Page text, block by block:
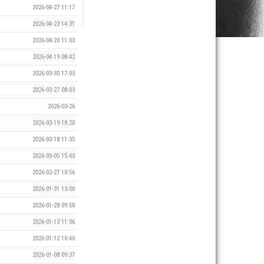
2026-04-27 11:17
2026-04-23 14:31
2026-04-20 11:03
2026-04-19 08:42
2026-03-30 17:03
2026-03-27 08:03
2026-03-26
2026-03-19 18:20
2026-03-18 11:35
2026-03-05 15:40
2026-02-27 10:56
2026-01-31 13:00
2026-01-28 09:50
2026-01-13 11:06
2026-01-12 10:40
2026-01-08 09:37